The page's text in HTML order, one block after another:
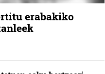
erabakiko